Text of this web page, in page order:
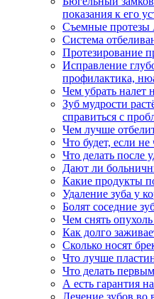
показания к его
Съемные
Система
Протезирование
Исправление
профилактика,
Чем убрать налет
Зуб мудрости
справиться с
Чем лучше
Что будет, если
Что делать после
Дают ли
Какие продукты
Удаление зуба у
Болят соседние
Чем снять
Как долго
Сколько носят
Что лучше
Что делать
А есть гарантия
Лечение зубов во